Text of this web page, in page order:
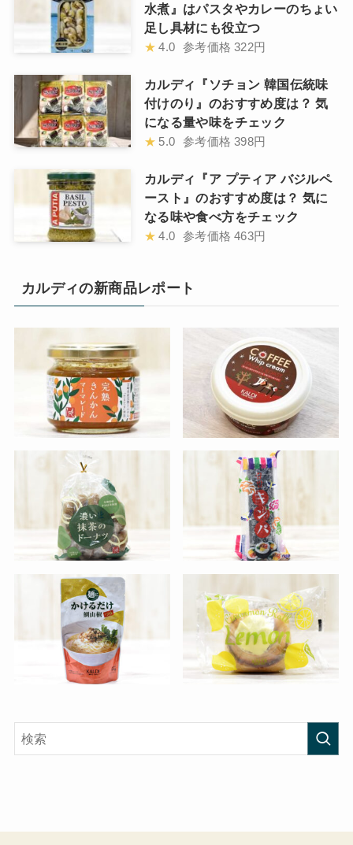
水煮』はパスタやカレーのちょい
足し具材にも役立つ
★ 4.0 参考価格 322円
カルディ『ソチョン 韓国伝統味
付けのり』のおすすめ度は？ 気
になる量や味をチェック
★ 5.0 参考価格 398円
カルディ『ア プティア バジルペ
ースト』のおすすめ度は？ 気に
なる味や食べ方をチェック
★ 4.0 参考価格 463円
カルディの新商品レポート